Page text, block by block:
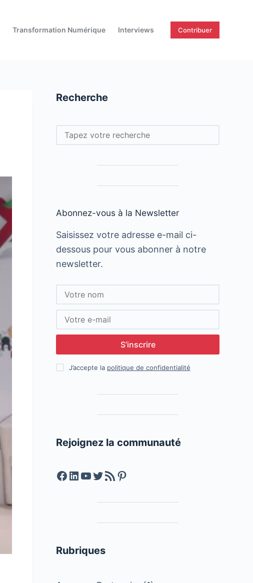
Transformation Numérique Interviews Contribuer
Recherche
Rechercher
Abonnez-vous à la Newsletter
Saisissez votre adresse e-mail ci-
dessous pour vous abonner à notre
newsletter.
S’inscrire
J’accepte la politique de confidentialité
Rejoignez la communauté
Facebook
LinkedIn
YouTube
Twitter
Feed RSSPinterest
Rubriques